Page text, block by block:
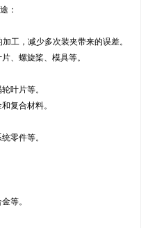
：
工，减少多次装夹带来的误差。
、螺旋桨、模具等。
叶片等。
复合材料。
零件等。
等。